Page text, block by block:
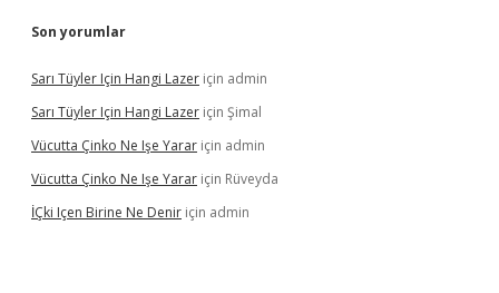
Son yorumlar
Sarı Tüyler Için Hangi Lazer için admin
Sarı Tüyler Için Hangi Lazer için Şimal
Vücutta Çinko Ne Işe Yarar için admin
Vücutta Çinko Ne Işe Yarar için Rüveyda
İÇki Içen Birine Ne Denir için admin